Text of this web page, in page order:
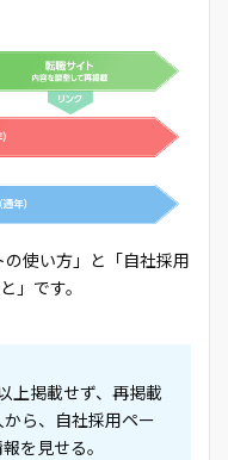
使い方」と「自社採用
」です。
上掲載せず、再掲載
ら、自社採用ペー
を見せる。